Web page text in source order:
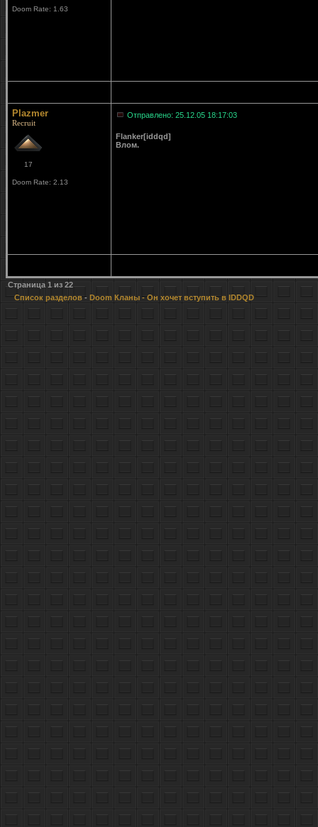
Doom Rate: 1.63
Plazmer
Recruit
17
Doom Rate: 2.13
Отправлено: 25.12.05 18:17:03
Flanker[iddqd]
Влом.
Страница 1 из 22
Список разделов- Doom Кланы - Он хочет вступить в IDDQD